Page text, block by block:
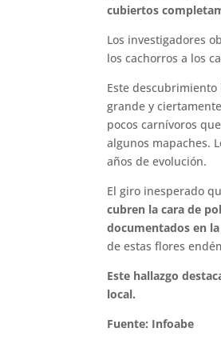
cubiertos
Los investigadores
los cachorros a los
Este
grande y
pocos carnívoros
algunos mapaches.
años de evolución.
El giro inesperado
cubren la cara de
documentados en
de estas flores
Este hallazgo
local.
Fuente: Infoabe